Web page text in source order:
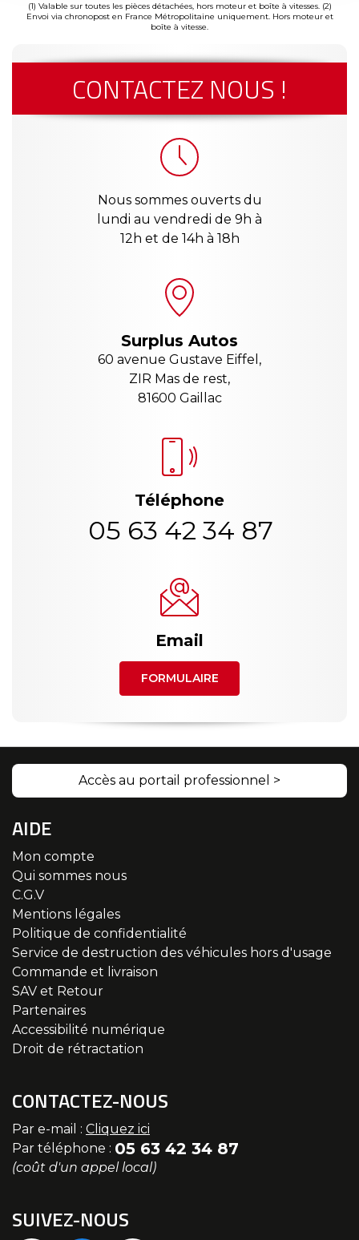
(1) Valable sur toutes les pièces détachées, hors moteur et boîte à vitesses. (2)
Envoi via chronopost en France Métropolitaine uniquement. Hors moteur et
boîte à vitesse.
CONTACTEZ NOUS !
Nous sommes ouverts du
lundi au vendredi de 9h à
12h et de 14h à 18h
Surplus Autos
60 avenue Gustave Eiffel,
ZIR Mas de rest,
81600 Gaillac
Téléphone
05 63 42 34 87
Email
FORMULAIRE
Accès au portail professionnel >
AIDE
Mon compte
Qui sommes nous
C.G.V
Mentions légales
Politique de confidentialité
Service de destruction des véhicules hors d'usage
Commande et livraison
SAV et Retour
Partenaires
Accessibilité numérique
Droit de rétractation
CONTACTEZ-NOUS
Par e-mail : Cliquez ici
Par téléphone : 05 63 42 34 87
(coût d'un appel local)
SUIVEZ-NOUS